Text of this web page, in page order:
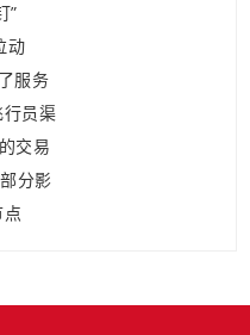
”
动
服务
员渠
交易
分影